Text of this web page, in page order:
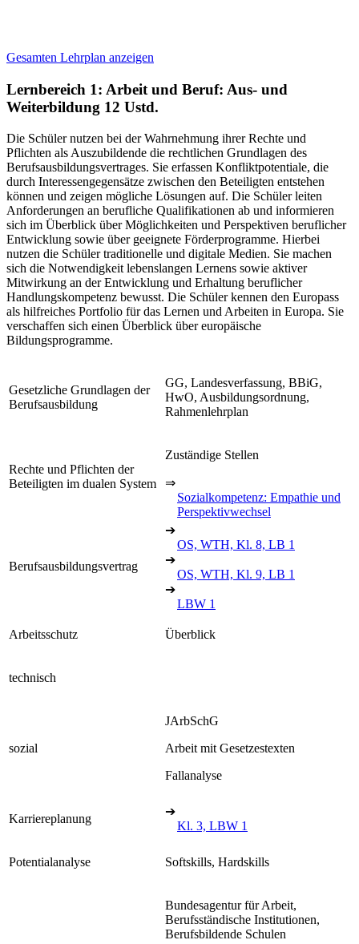
Gesamten Lehrplan anzeigen
Lernbereich 1: Arbeit und Beruf: Aus- und
Weiterbildung 12 Ustd.
Die Schüler nutzen bei der Wahrnehmung ihrer Rechte und
Pflichten als Auszubildende die rechtlichen Grundlagen des
Berufsausbildungsvertrages. Sie erfassen Konfliktpotentiale, die
durch Interessengegensätze zwischen den Beteiligten entstehen
können und zeigen mögliche Lösungen auf. Die Schüler leiten
Anforderungen an berufliche Qualifikationen ab und informieren
sich im Überblick über Möglichkeiten und Perspektiven beruflicher
Entwicklung sowie über geeignete Förderprogramme. Hierbei
nutzen die Schüler traditionelle und digitale Medien. Sie machen
sich die Notwendigkeit lebenslangen Lernens sowie aktiver
Mitwirkung an der Entwicklung und Erhaltung beruflicher
Handlungskompetenz bewusst. Die Schüler kennen den Europass
als hilfreiches Portfolio für das Lernen und Arbeiten in Europa. Sie
verschaffen sich einen Überblick über europäische
Bildungsprogramme.
Gesetzliche Grundlagen der
Berufsausbildung
GG, Landesverfassung, BBiG,
HwO, Ausbildungsordnung,
Rahmenlehrplan
Rechte und Pflichten der
Beteiligten im dualen System
Zuständige Stellen
⇒
Sozialkompetenz: Empathie und
Perspektivwechsel
Berufsausbildungsvertrag
➔
OS, WTH, Kl. 8, LB 1
➔
OS, WTH, Kl. 9, LB 1
➔
LBW 1
Arbeitsschutz Überblick
technisch
sozial
JArbSchG
Arbeit mit Gesetzestexten
Fallanalyse
Karriereplanung
➔
Kl. 3, LBW 1
Potentialanalyse Softskills, Hardskills
Bundesagentur für Arbeit,
Berufsständische Institutionen,
Berufsbildende Schulen